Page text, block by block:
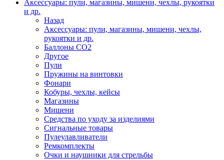
Аксессуары: пули, магазины, мишени, чехлы, рукоятки
и др.
Назад
Аксессуары: пули, магазины, мишени, чехлы,
рукоятки и др.
Баллоны CO2
Другое
Пули
Пружины на винтовки
Фонари
Кобуры, чехлы, кейсы
Магазины
Мишени
Средства по уходу за изделиями
Сигнальные товары
Пулеулавливатели
Ремкомплекты
Очки и наушники для стрельбы